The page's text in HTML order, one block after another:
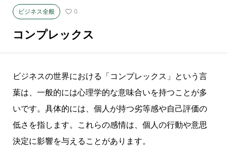
資料作成
ビジネス全般 0
コンプレックス
ビジネスの世界における「コンプレックス」という言
葉は、一般的には心理学的な意味合いを持つことが多
いです。具体的には、個人が持つ劣等感や自己評価の
低さを指します。これらの感情は、個人の行動や意思
決定に影響を与えることがあります。